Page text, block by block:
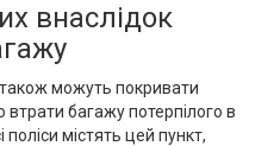
внаслідок
можуть покривати
багажу потерпілого в
містять цей пункт,